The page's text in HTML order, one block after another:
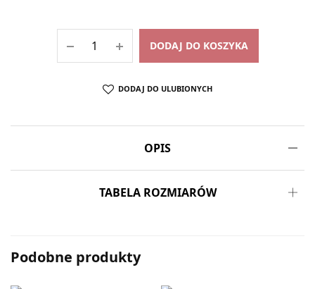
DODAJ DO KOSZYKA
DODAJ DO ULUBIONYCH
OPIS
TABELA ROZMIARÓW
Podobne produkty